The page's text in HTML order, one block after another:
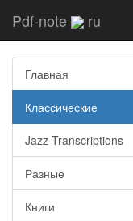
Pdf-note ru
Главная
Классические
Jazz Transcriptions
Разные
Книги